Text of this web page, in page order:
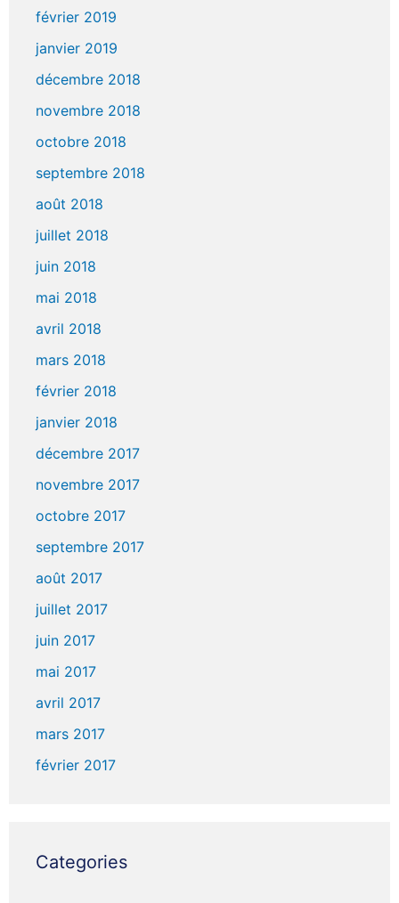
février 2019
janvier 2019
décembre 2018
novembre 2018
octobre 2018
septembre 2018
août 2018
juillet 2018
juin 2018
mai 2018
avril 2018
mars 2018
février 2018
janvier 2018
décembre 2017
novembre 2017
octobre 2017
septembre 2017
août 2017
juillet 2017
juin 2017
mai 2017
avril 2017
mars 2017
février 2017
Categories